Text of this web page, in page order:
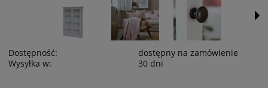
Dostępność:
dostępny na zamówienie
Wysyłka w:
30 dni